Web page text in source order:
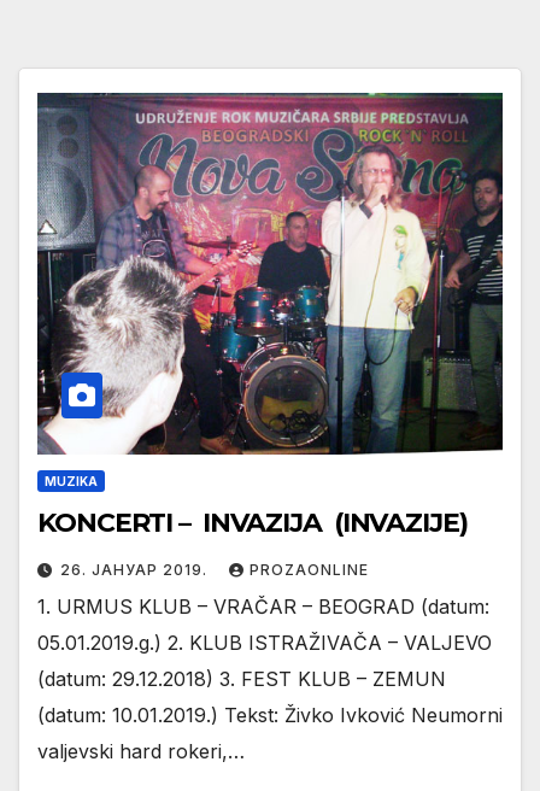
MUZIKA
KONCERTI – INVAZIJA (INVAZIJE)
26. ЈАНУАР 2019. PROZAONLINE
1. URMUS KLUB – VRAČAR – BEOGRAD (datum:
05.01.2019.g.) 2. KLUB ISTRAŽIVAČA – VALJEVO
(datum: 29.12.2018) 3. FEST KLUB – ZEMUN
(datum: 10.01.2019.) Tekst: Živko Ivković Neumorni
valjevski hard rokeri,…